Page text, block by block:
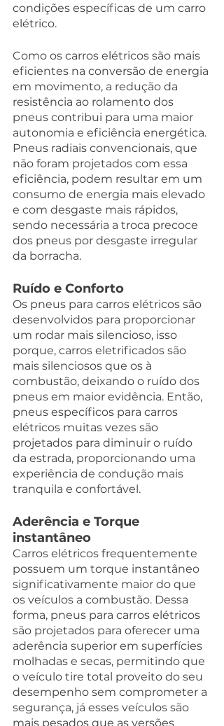
condições específicas de um carro
elétrico.
Como os carros elétricos são mais
eficientes na conversão de energia
em movimento, a redução da
resistência ao rolamento dos
pneus contribui para uma maior
autonomia e eficiência energética.
Pneus radiais convencionais, que
não foram projetados com essa
eficiência, podem resultar em um
consumo de energia mais elevado
e com desgaste mais rápidos,
sendo necessária a troca precoce
dos pneus por desgaste irregular
da borracha.
Ruído e Conforto
Os pneus para carros elétricos são
desenvolvidos para proporcionar
um rodar mais silencioso, isso
porque, carros eletrificados são
mais silenciosos que os à
combustão, deixando o ruído dos
pneus em maior evidência. Então,
pneus específicos para carros
elétricos muitas vezes são
projetados para diminuir o ruído
da estrada, proporcionando uma
experiência de condução mais
tranquila e confortável.
Aderência e Torque
instantâneo
Carros elétricos frequentemente
possuem um torque instantâneo
significativamente maior do que
os veículos a combustão. Dessa
forma, pneus para carros elétricos
são projetados para oferecer uma
aderência superior em superfícies
molhadas e secas, permitindo que
o veículo tire total proveito do seu
desempenho sem comprometer a
segurança, já esses veículos são
mais pesados que as versões